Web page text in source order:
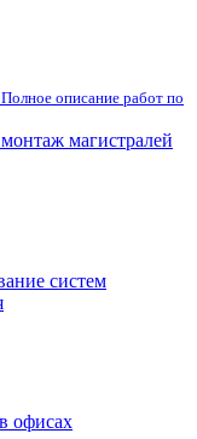
Полное описание работ по